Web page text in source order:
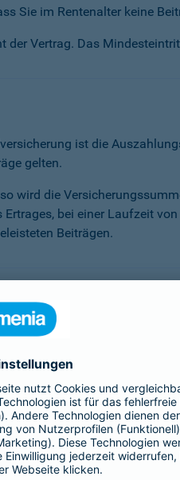
Sie im Renten­alter keine
der Vertrag. Das
ist die
gelten.
wird die
bei einer Laufzeit
Beiträgen.
haben Sie die
an. Sie erhalten darauf
die unser